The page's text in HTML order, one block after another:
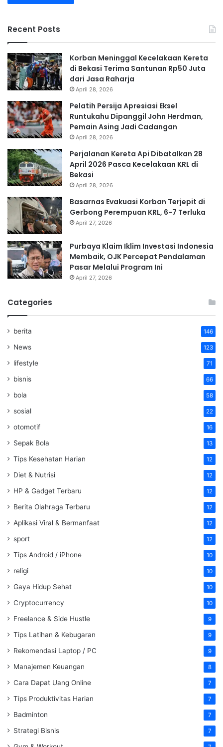
Recent Posts
Korban Meninggal Kecelakaan Kereta
di Bekasi Terima Santunan Rp50 Juta
dari Jasa Raharja
April 28, 2026
Pelatih Persija Apresiasi Eksel
Runtukahu Dipanggil John Herdman,
Pemain Asing Jadi Cadangan
April 28, 2026
Perjalanan Kereta Api Dibatalkan 28
April 2026 Pasca Kecelakaan KRL di
Bekasi
April 28, 2026
Basarnas Evakuasi Korban Terjepit di
Gerbong Perempuan KRL, 6-7 Terluka
April 27, 2026
Purbaya Klaim Iklim Investasi Indonesia
Membaik, OJK Percepat Pendalaman
Pasar Melalui Program Ini
April 27, 2026
Categories
berita 146
News 123
lifestyle 71
bisnis 66
bola 58
sosial 22
otomotif 16
Sepak Bola 13
Tips Kesehatan Harian 12
Diet & Nutrisi 12
HP & Gadget Terbaru 12
Berita Olahraga Terbaru 12
Aplikasi Viral & Bermanfaat 12
sport 12
Tips Android / iPhone 10
religi 10
Gaya Hidup Sehat 10
Cryptocurrency 10
Freelance & Side Hustle 9
Tips Latihan & Kebugaran 9
Rekomendasi Laptop / PC 9
Manajemen Keuangan 8
Cara Dapat Uang Online 7
Tips Produktivitas Harian 7
Badminton 7
Strategi Bisnis 7